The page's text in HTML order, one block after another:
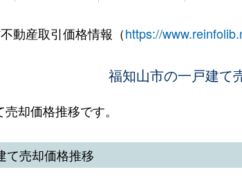
4,500万円 福知山 徒歩3分
福知山 徒歩1分
3,000万円
80万円 福知山 徒歩13
1,700万円 石原(京都) 徒歩45
動産取引価格情報（https://
福知山市の一戸建て
却価格推移です。
て売却価格推移